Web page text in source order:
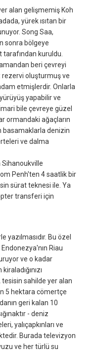
alan gelişmemiş Koh
yürek ısıtan bir
Song Saa,
sonra bölgeye
kuruldu.
beri çevreyi
rezervi oluşturmuş ve
etmişlerdir. Onlarla
yapabilir ve
bile çevreye güzel
ormandaki ağaçların
basamaklarla denizin
ve dalma
Penh'ten 4 saatlik bir
sürat teknesi ile. Ya
transferi için
yazılmasıdır. Bu özel
Riau
ve o kadar
sahilde yer alan
5 hektara cömertçe
geri kalan 10
- deniz
yalıçapkınları ve
Burada televizyon
ve her türlü su